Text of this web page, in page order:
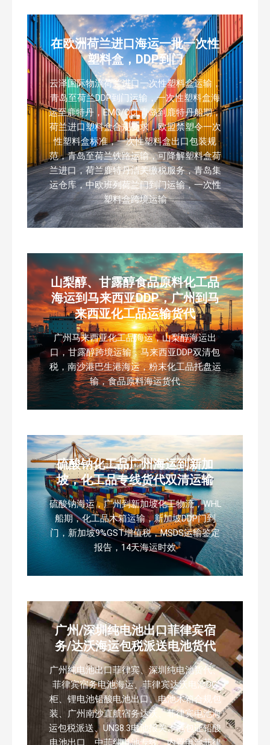
在欧洲荷兰进口海运一批一次性
塑料盒，DDP到门
云泽国际物流荷兰进口一次性塑料盒运输，
青岛至荷兰DDP到门运输，一次性塑料盒海
运至鹿特丹，EMC/OCL青岛到鹿特丹船期，
荷兰进口塑料盒合规要求，欧盟禁塑令一次
性塑料盒标准，一次性塑料盒出口包装规
范，青岛至荷兰铁路运输，可降解塑料盒荷
兰进口，荷兰鹿特丹清关缴税服务，青岛集
运仓库，中欧班列荷兰门到门运输，一次性
塑料盒跨境运输
山梨醇、甘露醇食品原料化工品
海运到马来西亚DDP，广州到马
来西亚化工品运输货代
广州马来西亚化工品海运，山梨醇海运出
口，甘露醇跨境运输，马来西亚DDP双清包
税，南沙港巴生港海运，粉末化工品托盘运
输，食品原料海运货代
硫酸钠化工品广州海运到新加
坡，化工品专线货代双清运输
硫酸钠海运，广州到新加坡化工物流，WHL
船期，化工品木箱运输，新加坡DDP门到
门，新加坡9%GST增值税，MSDS运输鉴定
报告，14天海运时效
广州/深圳纯电池出口菲律宾宿
务/达沃海运包税派送电池货代
广州纯电池出口菲律宾、深圳纯电池货代、
菲律宾宿务电池海运、菲律宾达沃电池DG
柜、锂电池铅酸电池出口、电池木箱合规包
装、广州南沙直航宿务达沃、菲律宾电池海
运包税派送、UN38.3电池报关、危包证铅酸
电池出口、中菲纯电池专线、内置电池菲律